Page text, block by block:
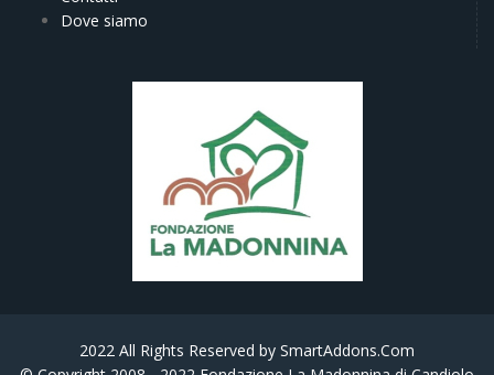
Dove siamo
2022 All Rights Reserved by SmartAddons.Com